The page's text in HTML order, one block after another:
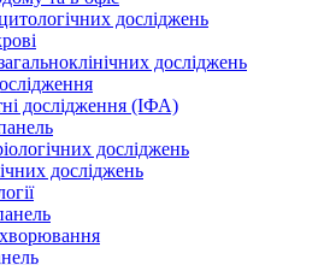
досліджень
досліджень
дослідження (ІФА)
досліджень
досліджень